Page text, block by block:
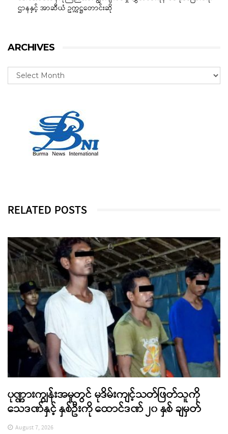
ဌာနနှင့် အာဆီယံ ဥက္ကဋ္ဌတောင်းဆို
ARCHIVES
RELATED POSTS
ပုဏ္ဏားကျွန်းအမှုတွင် မုဒိမ်းကျင့်သတ်ဖြတ်သူကို
သေဒဏ်နှင့် နှစ်ဦးကို ထောင်ဒဏ် ၂၀ နှစ် ချမှတ်
August 7, 2026